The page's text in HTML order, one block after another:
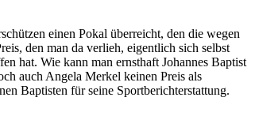
einen Pokal überreicht, den die wegen
den man da verlieh, eigentlich sich selbst
hat. Wie kann man ernsthaft Johannes Baptist
auch Angela Merkel keinen Preis als
Baptisten für seine Sportberichterstattung.